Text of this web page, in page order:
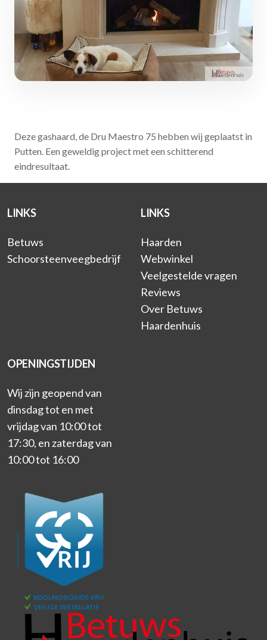
Deze gashaard, de Dru Maestro 75 hebben wij geplaatst in
Putten. Een geweldig project met een schitterend
eindresultaat.
LINKS
Betuws
Schoorsteenveegbedrijf
LINKS
Haarden
Webwinkel
Veelgestelde vragen
Reviews
Over Betuws
Haardenhuis
OPENINGSTIJDEN
Wij zijn geopend van
dinsdag tot en met
vrijdag van 10:00 tot
17:30, en zaterdag van
10:00 tot 16:00